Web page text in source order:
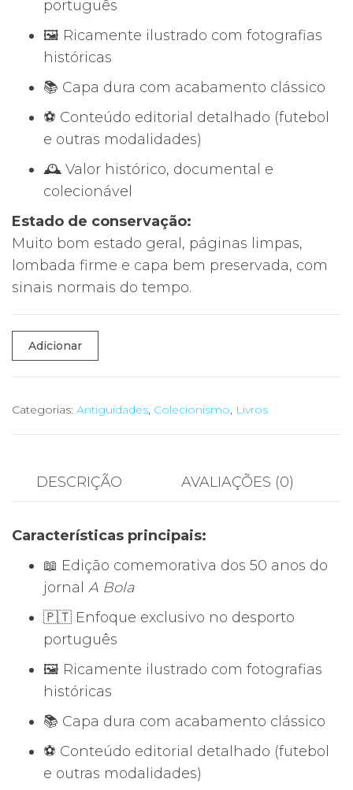
português
🖼️ Ricamente ilustrado com fotografias
históricas
📚 Capa dura com acabamento clássico
⚽ Conteúdo editorial detalhado (futebol
e outras modalidades)
🕰️ Valor histórico, documental e
colecionável
Estado de conservação:
Muito bom estado geral, páginas limpas,
lombada firme e capa bem preservada, com
sinais normais do tempo.
Quantidade
de
História
Desporto
Edição
Comemorativa
Jornal
Adicionar
Categorias: Antiguidades, Colecionismo, Livros
DESCRIÇÃO AVALIAÇÕES (0)
Características principais:
📖 Edição comemorativa dos 50 anos do
jornal A Bola
🇵🇹 Enfoque exclusivo no desporto
português
🖼️ Ricamente ilustrado com fotografias
históricas
📚 Capa dura com acabamento clássico
⚽ Conteúdo editorial detalhado (futebol
e outras modalidades)